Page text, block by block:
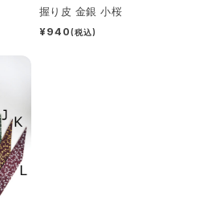
握り皮 金銀 小桜
¥940(税込)